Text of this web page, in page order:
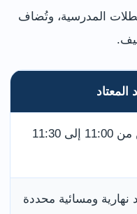
المدرسية، وتُضاف
المعتاد
الاثنين من 11:00 إلى 11:30
نهارية ومسائية محددة